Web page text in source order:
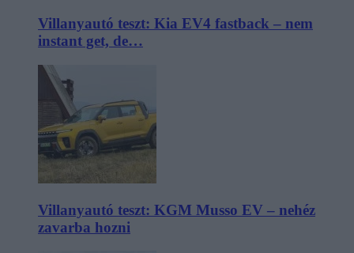
Villanyautó teszt: Kia EV4 fastback – nem
instant get, de…
Villanyautó teszt: KGM Musso EV – nehéz
zavarba hozni